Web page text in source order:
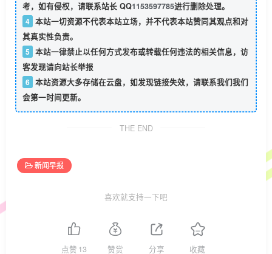
考，如有侵权，请联系站长 QQ1153597785进行删除处理。
4 本站一切资源不代表本站立场，并不代表本站赞同其观点和对
其真实性负责。
5 本站一律禁止以任何方式发布或转载任何违法的相关信息，访
客发现请向站长举报
6 本站资源大多存储在云盘，如发现链接失效，请联系我们我们
会第一时间更新。
THE END
新闻早报
喜欢就支持一下吧
点赞 13 赞赏 分享 收藏